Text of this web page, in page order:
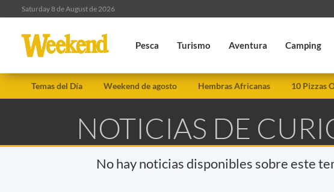
Saturday 8 de August de 2026
Pesca Turismo Aventura Camping
Temas del Día Weekend de agosto Hembras Africanas 10 Pizzas
NOTICIAS DE
No hay noticias disponibles sobre este